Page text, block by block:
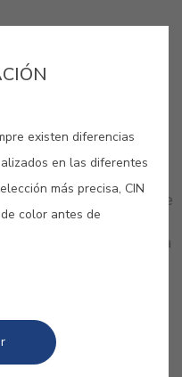
nuestra selección de
creatividad y su
llenar tu hogar de una
existen diferencias
en las diferentes
más precisa, CIN
color antes de